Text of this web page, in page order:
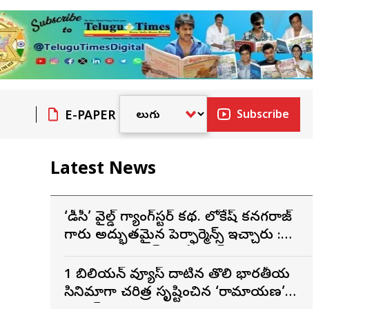
E-PAPER Subscribe
Latest News
‘డీసీ’ వైల్డ్ గ్యాంగ్‌స్టర్ కథ. లోకేష్ కనగరాజ్
గారు అద్భుతమైన పెర్ఫార్మెన్స్ ఇచ్చారు :
1 బిలియన్ వ్యూస్ దాటిన తొలి భారతీయ
సినిమాగా చరిత్ర సృష్టించిన ‘రామాయణ’